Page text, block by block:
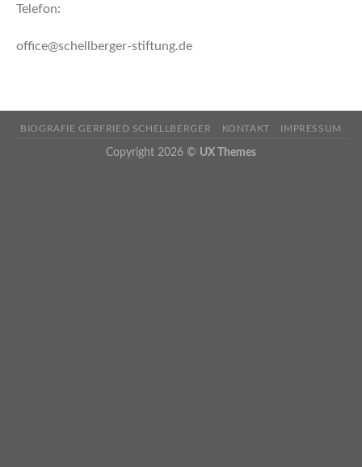
Telefon:
office@schellberger-stiftung.de
BIOGRAFIE GERFRIED SCHELLBERGER KONTAKT IMPRESSUM
Copyright 2026 © UX Themes